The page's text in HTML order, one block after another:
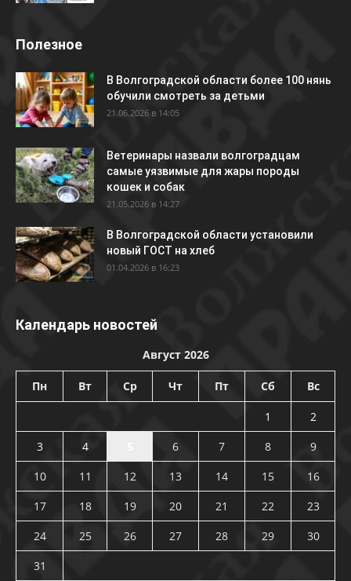
Полезное
В Волгоградской области более 100 нянь
обучили смотреть за детьми
21.06.2026 в 14:05
Ветеринары назвали волгоградцам
самые уязвимые для жары породы
кошек и собак
21.05.2026 в 14:27
В Волгоградской области установили
новый ГОСТ на хлеб
01.04.2026 в 16:23
Календарь новостей
Август 2026
Пн Вт Ср Чт Пт Сб Вс
1
2
3
4 6 7 8
9
10
11 12 13 14 15
16
17
18 19 20 21 22
23
24
25 26 27 28 29
30
31